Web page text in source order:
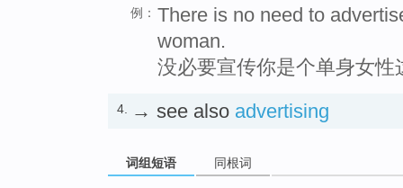
例： There is no need to
woman.
没必要宣传你是个单身女性
4. → see also advertising
词组短语 同根词